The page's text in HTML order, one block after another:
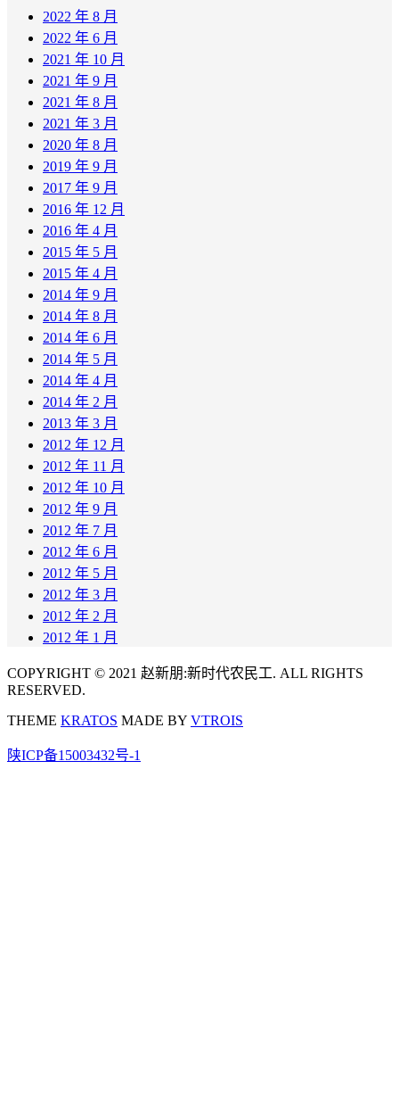
2022 年 8 月
2022 年 6 月
2021 年 10 月
2021 年 9 月
2021 年 8 月
2021 年 3 月
2020 年 8 月
2019 年 9 月
2017 年 9 月
2016 年 12 月
2016 年 4 月
2015 年 5 月
2015 年 4 月
2014 年 9 月
2014 年 8 月
2014 年 6 月
2014 年 5 月
2014 年 4 月
2014 年 2 月
2013 年 3 月
2012 年 12 月
2012 年 11 月
2012 年 10 月
2012 年 9 月
2012 年 7 月
2012 年 6 月
2012 年 5 月
2012 年 3 月
2012 年 2 月
2012 年 1 月
COPYRIGHT © 2021 赵新朋:新时代农民工. ALL RIGHTS
RESERVED.
THEME KRATOS MADE BY VTROIS
陕ICP备15003432号-1